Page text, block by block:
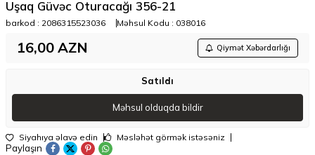
Uşaq Güvəc Oturacağı 356-21
barkod : 2086315523036 Məhsul Kodu : 038016
16,00 AZN Qiymət Xəbərdarlığı
Satıldı
Məhsul olduqda bildir
Siyahıya əlavə edin Məsləhət görmək istəsəniz
Paylaşın